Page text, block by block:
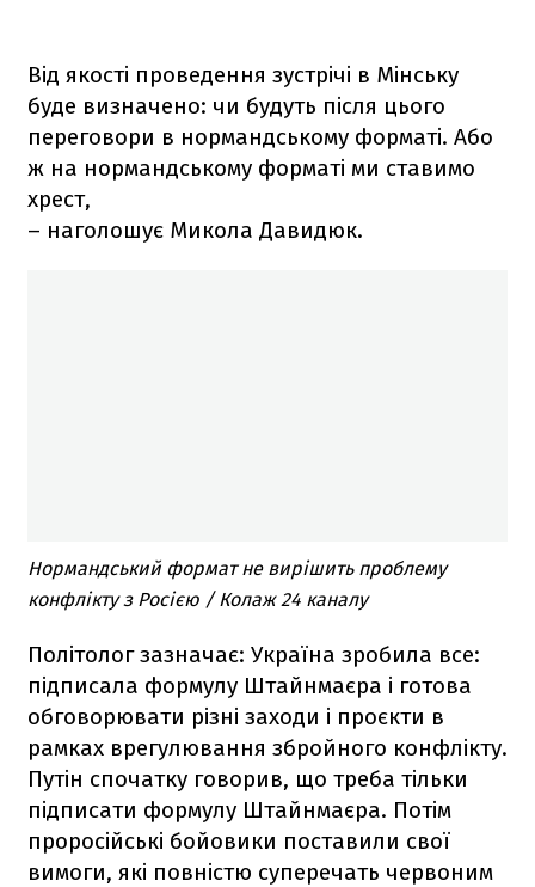
Від якості проведення зустрічі в Мінську
буде визначено: чи будуть після цього
переговори в нормандському форматі. Або
ж на нормандському форматі ми ставимо
хрест,
– наголошує Микола Давидюк.
Нормандський формат не вирішить проблему
конфлікту з Росією / Колаж 24 каналу
Політолог зазначає: Україна зробила все:
підписала формулу Штайнмаєра і готова
обговорювати різні заходи і проєкти в
рамках врегулювання збройного конфлікту.
Путін спочатку говорив, що треба тільки
підписати формулу Штайнмаєра. Потім
проросійські бойовики поставили свої
вимоги, які повністю суперечать червоним